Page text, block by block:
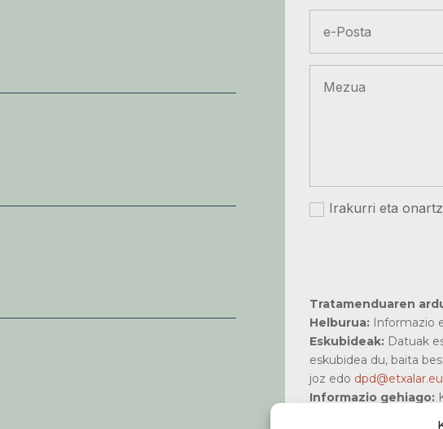
Irakurri eta
Tratamenduaren
Helburua:Informazio
Eskubideak:Datuak
eskubidea du, baita
joz edo
Informazio gehiago: